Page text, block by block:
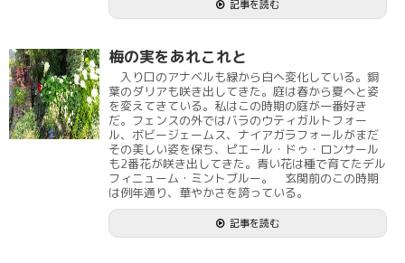
記事を読む
梅の実をあれこれと
入り口のアナベルも緑から白へ変化している。銅
葉のダリアも咲き出してきた。庭は春から夏へと姿
を変えてきている。私はこの時期の庭が一番好き
だ。フェンスの外ではバラのウティガルトフォー
ル、ボビージェームス、ナイアガラフォールがまだ
その美しい姿を保ち、ピエール・ドゥ・ロンサール
も2番花が咲き出してきた。青い花は種で育てたデル
フィニューム・ミントブルー。 玄関前のこの時期
は例年通り、華やかさを誇っている。
記事を読む